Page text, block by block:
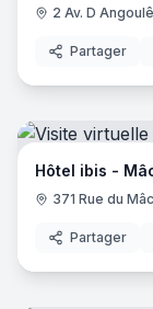
2 Av. D
Partager
Hôtel ibis -
371 Rue du
Partager